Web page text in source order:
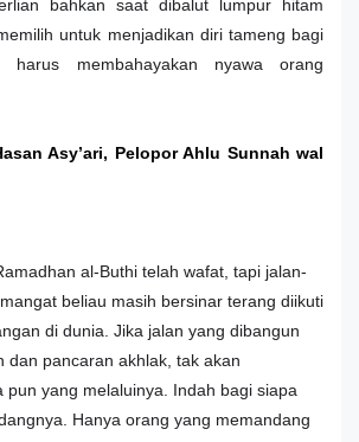
bahkan saat dibalut lumpur hitam
untuk menjadikan diri tameng bagi
harus membahayakan nyawa orang
Asy’ari, Pelopor Ahlu Sunnah wal
al-Buthi telah wafat, tapi jalan-
beliau masih bersinar terang diikuti
di dunia. Jika jalan yang dibangun
dan pancaran akhlak, tak akan
pun yang melaluinya. Indah bagi siapa
Hanya orang yang memandang